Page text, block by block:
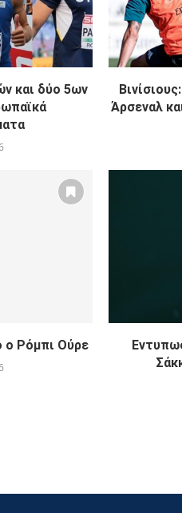
και δύο 5ων
Άρσεναλ
ο Ρόμπι Ούρε